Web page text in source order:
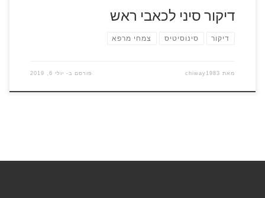
דיקור סיני לכאבי ראש
דיקור סינוסיטיס צמחי מרפא
מאת chiway1983 פורסם ב- יולי 6, 2019